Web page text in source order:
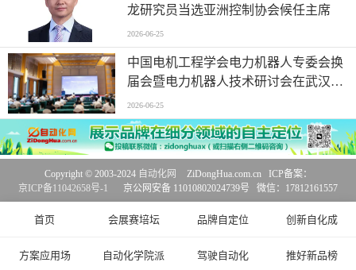
龙研究员当选亚洲控制协会候任主席
2026-06-25
中国电机工程学会电力机器人专委会换
届会暨电力机器人技术研讨会在武汉举
行
2026-06-25
首页 会展赛培坛 品牌自定位 创新自化成
方案应用场 自动化学院派 驾驶自动化 推好新品榜
Copyright © 2003-2024 自动化网
ZiDongHua.com.cn ICP备案：
京ICP备11042658号-1
京公网安备 11010802024739号 微信：17812161557